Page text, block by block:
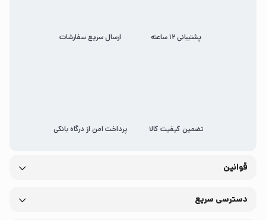
پشتیبانی 12 ساعته ارسال سریع سفارشات
تضمین کیفیت کالا پرداخت امن از درگاه بانکی
قوانین
دسترسی سریع